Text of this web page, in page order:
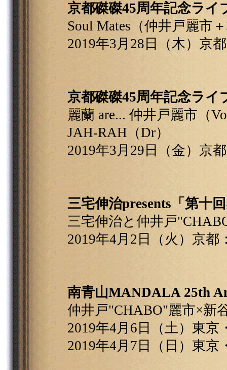
京都磔磔45周年記念ラ
Soul Mates（仲井戸麗市
2019年3月28日（木）京
京都磔磔45周年記念ラ
麗蘭 are... 仲井戸麗市（
JAH-RAH（Dr）
2019年3月29日（金）京
三宅伸治presents「第十
三宅伸治と仲井戸
2019年4月2日（火）京都
南青山MANDALA 25th
仲井戸"CHABO"麗市×新
2019年4月6日（土）東
2019年4月7日（日）東